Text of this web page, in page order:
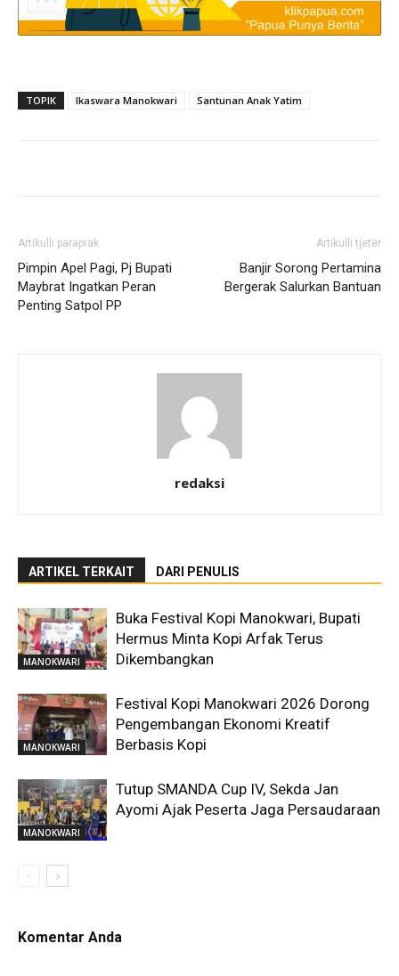
TOPIK Ikaswara Manokwari Santunan Anak Yatim
Artikulli paraprak
Pimpin Apel Pagi, Pj Bupati
Maybrat Ingatkan Peran
Penting Satpol PP
Artikulli tjetër
Banjir Sorong Pertamina
Bergerak Salurkan Bantuan
redaksi
ARTIKEL TERKAIT DARI PENULIS
MANOKWARI
Buka Festival Kopi Manokwari, Bupati
Hermus Minta Kopi Arfak Terus
Dikembangkan
MANOKWARI
Festival Kopi Manokwari 2026 Dorong
Pengembangan Ekonomi Kreatif
Berbasis Kopi
MANOKWARI
Tutup SMANDA Cup IV, Sekda Jan
Ayomi Ajak Peserta Jaga Persaudaraan
Komentar Anda